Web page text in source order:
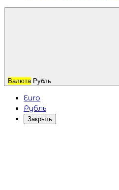
Валюта Рубль
Euro
Рубль
Закрыть